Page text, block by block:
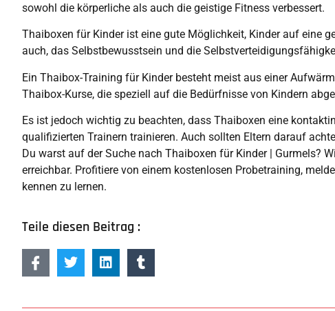
sowohl die körperliche als auch die geistige Fitness verbessert.
Thaiboxen für Kinder ist eine gute Möglichkeit, Kinder auf eine
auch, das Selbstbewusstsein und die
Ein Thaibox-Training für Kinder besteht meist aus einer
Thaibox-Kurse, die speziell auf die Bedürfnisse von Kindern
Es ist jedoch wichtig zu beachten, dass Thaiboxen eine
qualifizierten Trainern trainieren. Auch sollten Eltern darauf
Du warst auf der Suche nach Thaiboxen für Kinder | Gurmels?
erreichbar. Profitiere von einem kostenlosen Probetraining,
kennen zu lernen.
Teile diesen Beitrag :